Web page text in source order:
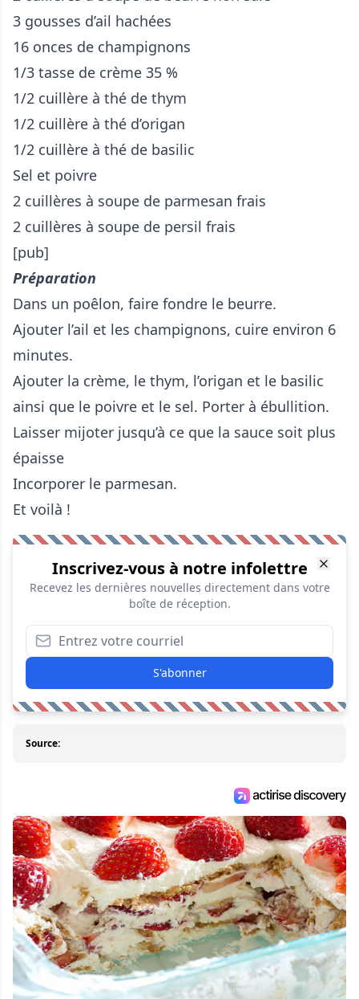
3 gousses d’ail hachées
16 onces de champignons
1/3 tasse de crème 35 %
1/2 cuillère à thé de thym
1/2 cuillère à thé d’origan
1/2 cuillère à thé de basilic
Sel et poivre
2 cuillères à soupe de parmesan frais
2 cuillères à soupe de persil frais
[pub]
Préparation
Dans un poêlon, faire fondre le beurre.
Ajouter l’ail et les champignons, cuire environ 6
minutes.
Ajouter la crème, le thym, l’origan et le basilic
ainsi que le poivre et le sel. Porter à ébullition.
Laisser mijoter jusqu’à ce que la sauce soit plus
épaisse
Incorporer le parmesan.
Et voilà !
Inscrivez-vous à notre infolettre
Recevez les dernières nouvelles directement dans votre
boîte de réception.
S'abonner
Source: